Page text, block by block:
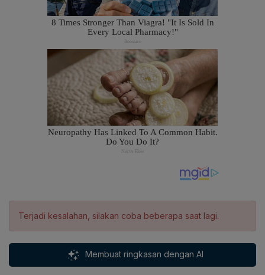
Terjadi kesalahan, silakan coba beberapa saat lagi.
Membuat ringkasan dengan AI